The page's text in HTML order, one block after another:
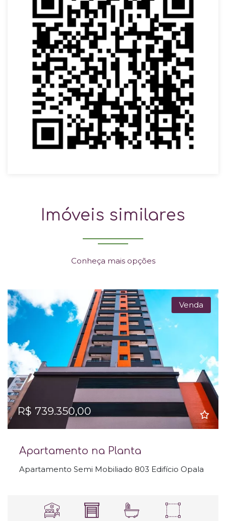
Imóveis similares
Conheça mais opções
Previous Next
Venda
R$ 739.350,00
Apartamento na Planta
Apartamento Semi Mobiliado 803 Edifício Opala